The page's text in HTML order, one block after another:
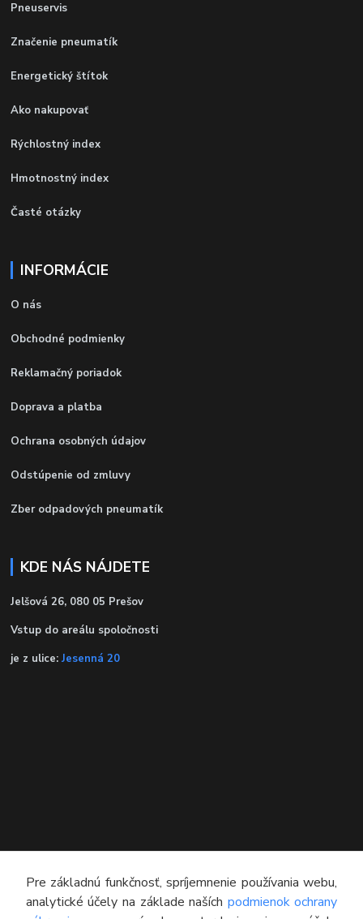
Pneuservis
Značenie pneumatík
Energetický štítok
Ako nakupovať
Rýchlostný index
Hmotnostný index
Časté otázky
INFORMÁCIE
O nás
Obchodné podmienky
Reklamačný poriadok
Doprava a platba
Ochrana osobných údajov
Odstúpenie od zmluvy
Zber odpadových pneumatík
KDE NÁS NÁJDETE
Jelšová 26, 080 05 Prešov
Vstup do areálu spoločnosti
je z ulice: Jesenná 20
KONTAKT
Technický poradca
Pre základnú funkčnosť, spríjemnenie používania webu,
analytické účely na základe naších podmienok ochrany